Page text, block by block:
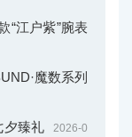
“江户紫”腕表
魔数系列
夕臻礼 2026-0